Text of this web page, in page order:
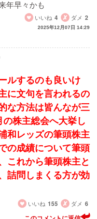
年早々かも
いいね 4 ダメ 2
2025年12月07日 14:29
ルするのも良いけ
に文句を言われるの
な方法は皆んなが三
株主総会へ大挙し
和レッズの筆頭株主
の成績について筆頭
これから筆頭株主と
詰問しまくる方が効
いいね 155 ダメ 6